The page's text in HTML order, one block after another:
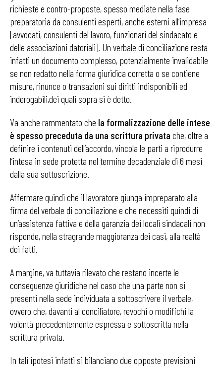
richieste e contro-proposte, spesso mediate nella fase
preparatoria da consulenti esperti, anche esterni all’impresa
[avvocati, consulenti del lavoro, funzionari del sindacato e
delle associazioni datoriali]. Un verbale di conciliazione resta
infatti un documento complesso, potenzialmente invalidabile
se non redatto nella forma giuridica corretta o se contiene
misure, rinunce o transazioni sui diritti indisponibili ed
inderogabili,dei quali sopra si è detto.
Va anche rammentato che la formalizzazione delle intese
è spesso preceduta da una scrittura privata che, oltre a
definire i contenuti dell’accordo, vincola le parti a riprodurre
l’intesa in sede protetta nel termine decadenziale di 6 mesi
dalla sua sottoscrizione.
Affermare quindi che il lavoratore giunga impreparato alla
firma del verbale di conciliazione e che necessiti quindi di
un’assistenza fattiva e della garanzia dei locali sindacali non
risponde, nella stragrande maggioranza dei casi, alla realtà
dei fatti.
A margine, va tuttavia rilevato che restano incerte le
conseguenze giuridiche nel caso che una parte non si
presenti nella sede individuata a sottoscrivere il verbale,
ovvero che, davanti al conciliatore, revochi o modifichi la
volontà precedentemente espressa e sottoscritta nella
scrittura privata.
In tali ipotesi infatti si bilanciano due opposte previsioni